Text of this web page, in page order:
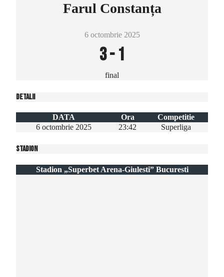
Farul Constanța
6 octombrie 2025
3-1
final
Detalii
DATA Ora
Competitie
6 octombrie 2025
23:42 Superliga
Stadion
Stadion „Superbet Arena-Giulesti” Bucuresti